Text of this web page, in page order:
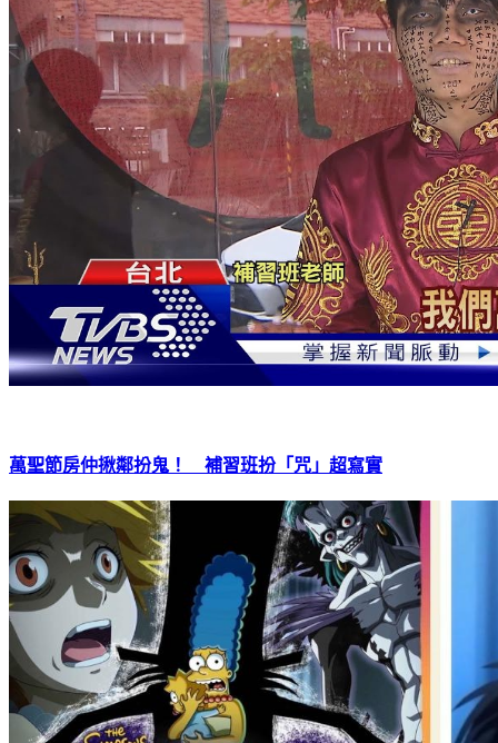
萬聖節房仲揪鄰扮鬼！ 補習班扮「咒」超寫實